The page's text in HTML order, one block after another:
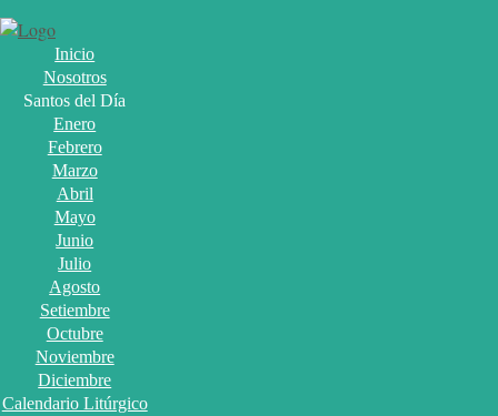
Inicio
Nosotros
Santos del Día
Enero
Febrero
Marzo
Abril
Mayo
Junio
Julio
Agosto
Setiembre
Octubre
Noviembre
Diciembre
Calendario Litúrgico